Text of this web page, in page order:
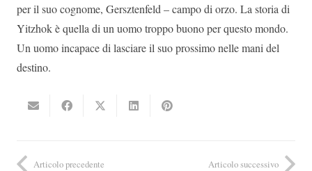
per il suo cognome, Gersztenfeld – campo di orzo. La storia di
Yitzhok è quella di un uomo troppo buono per questo mondo.
Un uomo incapace di lasciare il suo prossimo nelle mani del
destino.
Articolo precedente Articolo successivo